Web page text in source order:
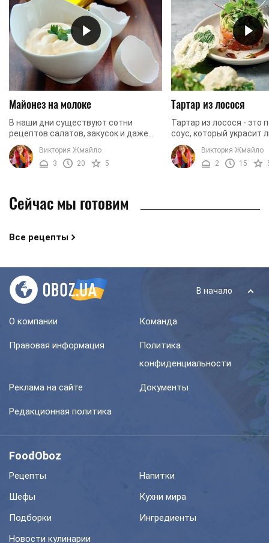
Майонез на молоке
В наши дни существуют сотни
рецептов салатов, закусок и даже
бутербродов с использованием
майонеза. Этот соус уже так прочно
вошел в современную ...
Виктория Жмайло
3
20 5
Тартар из лосося
Тартар из лосося - это
соус, который украсит
праздничный стол.
что приготовить этот
просто, что вы ...
Виктория Жмайло
2
15
Сейчас мы готовим
Все рецепты
В начало
О компании Команда
Правовая информация
Политика
конфиденциальности
Реклама на сайте Документы
Редакционная политика
FoodOboz
Рецепты
Напитки
Шефы
Кухни мира
Подборки
Ингредиенты
Новости кулинарии